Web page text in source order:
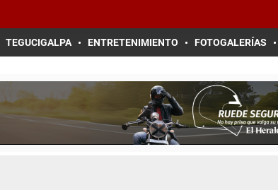
TEGUCIGALPA ENTRETENIMIENTO FOTOGALERÍAS